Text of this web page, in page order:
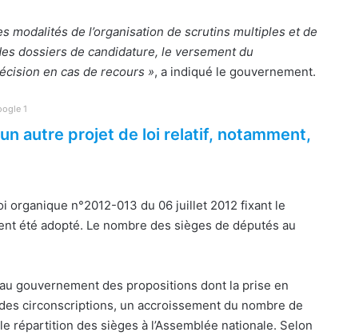
modalités de l’organisation de scrutins multiples et de
dossiers de candidature, le versement du
en cas de recours », a indiqué le gouvernement.
1
autre projet de loi relatif, notamment,
n°2012-013 du 06 juillet 2012 fixant le
été adopté. Le nombre des sièges de députés au
gouvernement des propositions dont la prise en
circonscriptions, un accroissement du nombre de
répartition des sièges à l’Assemblée nationale. Selon